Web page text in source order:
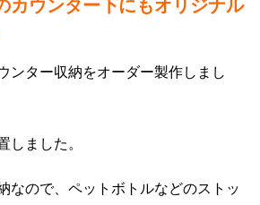
カウンター下にもオリジナル
ンター収納をオーダー製作しまし
しました。
なので、ペットボトルなどのストッ